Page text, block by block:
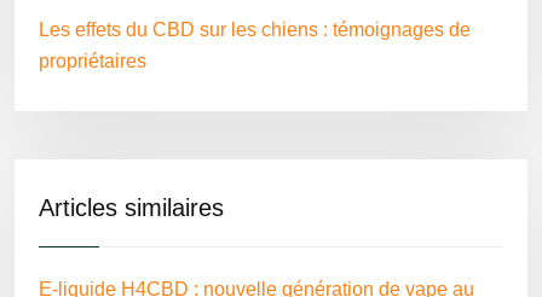
Les effets du CBD sur les chiens : témoignages de
propriétaires
Articles similaires
E-liquide H4CBD : nouvelle génération de vape au